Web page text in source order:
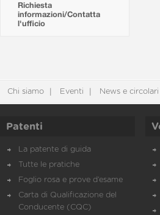
Richiesta
informazioni/Contatta
l'ufficio
Chi siamo Eventi News e circolari
Patenti
La patente di guida
Tutte le pratiche
Foglio rosa e prove d’esame
Carta di Qualificazione del
Conducente (CQC)